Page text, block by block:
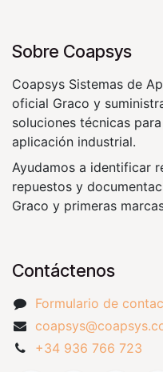
Sobre Coapsys
Coapsys Sistemas de
oficial Graco y
soluciones técnicas
aplicación industrial.
Ayudamos a identificar
repuestos y
Graco y primeras
Contáctenos
Formulario de
+34 936 766 723